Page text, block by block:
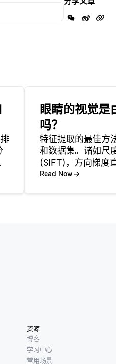
眼睛的视觉是
吗？
特征提取的最佳方
和数据集。诸如尺
(SIFT)，方向梯度
鲁棒特征 (SURF)
Read Now
资源
博客
学习中心
常用场景